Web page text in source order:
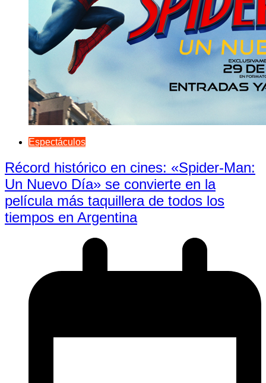
Espectáculos
Récord histórico en cines: «Spider-Man:
Un Nuevo Día» se convierte en la
película más taquillera de todos los
tiempos en Argentina